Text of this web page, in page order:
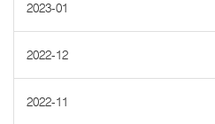
2023-01
2022-12
2022-11